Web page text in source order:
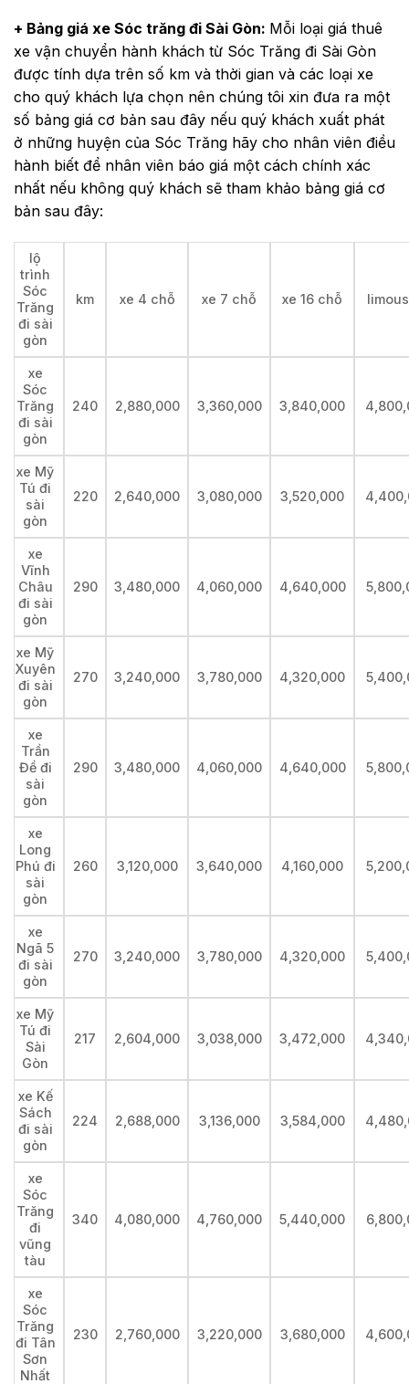
+ Bảng giá xe Sóc trăng đi Sài Gòn: Mỗi loại giá thuê
xe vận chuyển hành khách từ Sóc Trăng đi Sài Gòn
được tính dựa trên số km và thời gian và các loại xe
cho quý khách lựa chọn nên chúng tôi xin đưa ra một
số bảng giá cơ bản sau đây nếu quý khách xuất phát
ở những huyện của Sóc Trăng hãy cho nhân viên điều
hành biết để nhân viên báo giá một cách chính xác
nhất nếu không quý khách sẽ tham khảo bảng giá cơ
bản sau đây:
lộ
trình
Sóc
Trăng
đi sài
gòn
km xe 4 chỗ xe 7 chỗ xe 16 chỗ
xe
Sóc
Trăng
đi sài
gòn
240 2,880,000 3,360,000 3,840,000
xe Mỹ
Tú đi
sài
gòn
220 2,640,000 3,080,000 3,520,000
xe
Vĩnh
Châu
đi sài
gòn
290 3,480,000 4,060,000 4,640,000
xe Mỹ
Xuyên
đi sài
gòn
270 3,240,000 3,780,000 4,320,000
xe
Trần
Đề đi
sài
gòn
290 3,480,000 4,060,000 4,640,000
xe
Long
Phú đi
sài
gòn
260 3,120,000 3,640,000 4,160,000
xe
Ngã 5
đi sài
gòn
270 3,240,000 3,780,000 4,320,000
xe Mỹ
Tú đi
Sài
Gòn
217 2,604,000 3,038,000 3,472,000
xe Kế
Sách
đi sài
gòn
224 2,688,000 3,136,000 3,584,000
xe
Sóc
Trăng
đi
vũng
tàu
340 4,080,000 4,760,000 5,440,000
xe
Sóc
Trăng
đi Tân
Sơn
Nhất
230 2,760,000 3,220,000 3,680,000